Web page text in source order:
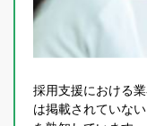
採用支援における
は掲載されていな